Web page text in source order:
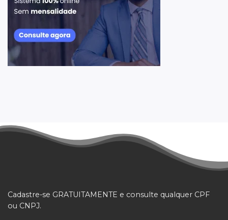
Cadastre-se GRATUITAMENTE e consulte qualquer CPF
ou CNPJ.